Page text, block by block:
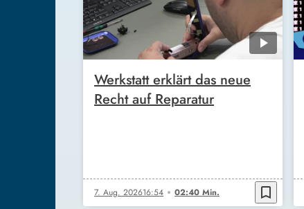
Werkstatt erklärt das neue
Recht auf Reparatur
7. Aug. 202616:54 02:40 Min. bookmark_border